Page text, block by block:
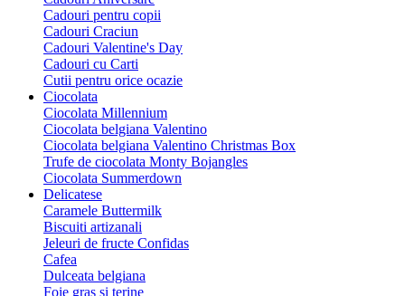
Cadouri pentru copii
Cadouri Craciun
Cadouri Valentine's Day
Cadouri cu Carti
Cutii pentru orice ocazie
Ciocolata
Ciocolata Millennium
Ciocolata belgiana Valentino
Ciocolata belgiana Valentino Christmas Box
Trufe de ciocolata Monty Bojangles
Ciocolata Summerdown
Delicatese
Caramele Buttermilk
Biscuiti artizanali
Jeleuri de fructe Confidas
Cafea
Dulceata belgiana
Foie gras si terine